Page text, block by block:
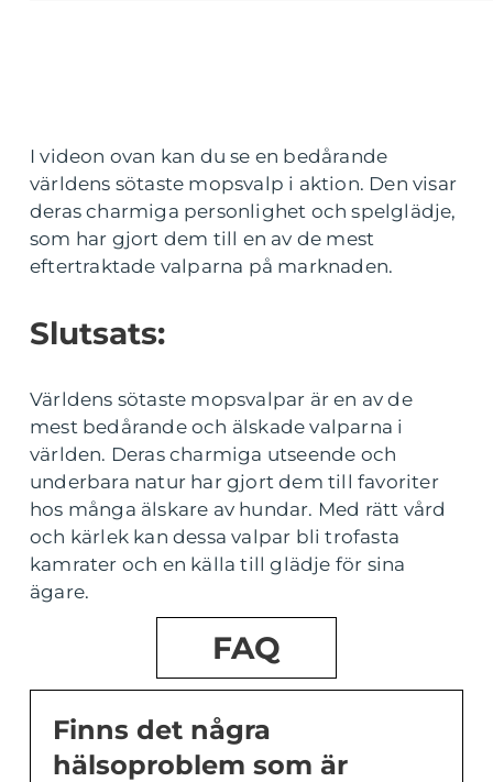
I videon ovan kan du se en bedårande
världens sötaste mopsvalp i aktion. Den visar
deras charmiga personlighet och spelglädje,
som har gjort dem till en av de mest
eftertraktade valparna på marknaden.
Slutsats:
Världens sötaste mopsvalpar är en av de
mest bedårande och älskade valparna i
världen. Deras charmiga utseende och
underbara natur har gjort dem till favoriter
hos många älskare av hundar. Med rätt vård
och kärlek kan dessa valpar bli trofasta
kamrater och en källa till glädje för sina
ägare.
FAQ
Finns det några
hälsoproblem som är